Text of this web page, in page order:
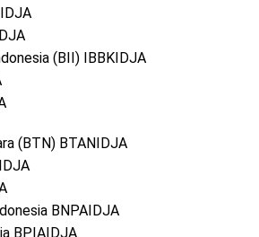
(BII) IBBKIDJA
(BTN) BTANIDJA
BNPAIDJA
BPIAIDJA